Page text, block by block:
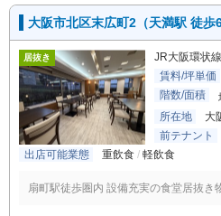
大阪市北区末広町2（天満駅 徒歩
居抜き JR大阪環状線
賃料/坪単価
階数/面積
所在地
大
前テナント
出店可能業態
重飲食 軽飲食
扇町駅徒歩圏内 設備充実の食堂居抜き